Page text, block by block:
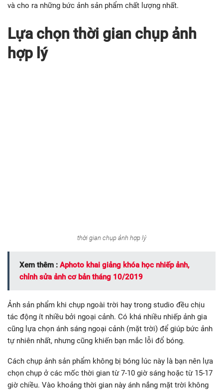
và cho ra những bức ảnh sản phẩm chất lượng nhất.
Lựa chọn thời gian chụp ảnh
hợp lý
thời gian chụp ảnh hợp lý
Xem thêm : Aphoto khai giảng khóa học nhiếp ảnh,
chỉnh sửa ảnh cơ bản tháng 10/2019
Ảnh sản phẩm khi chụp ngoài trời hay trong studio đều chịu
tác động ít nhiều bởi ngoại cảnh. Có khá nhiều nhiếp ảnh gia
cũng lựa chọn ánh sáng ngoại cảnh (mặt trời) để giúp bức ảnh
tự nhiên nhất, nhưng cũng khiến bạn mắc lỗi đổ bóng.
Cách chụp ảnh sản phẩm không bị bóng lúc này là bạn nên lựa
chọn chụp ở các mốc thời gian từ 7-10 giờ sáng hoặc từ 15-17
giờ chiều. Vào khoảng thời gian này ánh nắng mặt trời không